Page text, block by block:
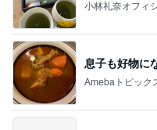
小林礼奈オフィ
息子も好物に
Amebaトピック